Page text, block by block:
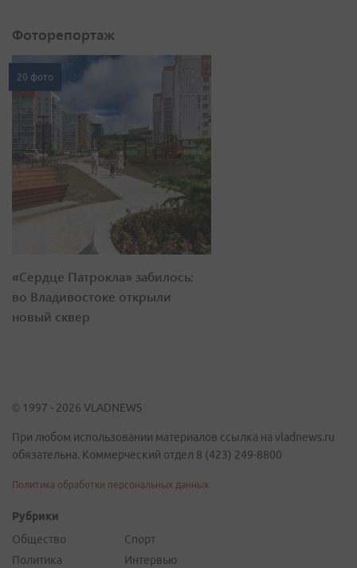
Фоторепортаж
20 фото
«Сердце Патрокла» забилось:
во Владивостоке открыли
новый сквер
© 1997 - 2026 VLADNEWS
При любом использовании материалов ссылка на vladnews.ru
обязательна. Коммерческий отдел 8 (423) 249-8800
Политика обработки персональных данных
Рубрики
Общество
Политика
Спорт
Интервью